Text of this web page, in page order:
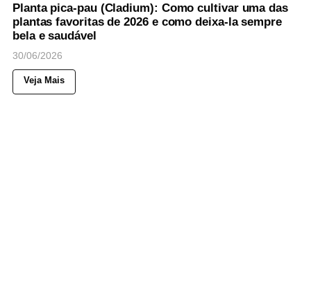
Planta pica-pau (Cladium): Como cultivar uma das
plantas favoritas de 2026 e como deixa-la sempre
bela e saudável
30/06/2026
Veja Mais